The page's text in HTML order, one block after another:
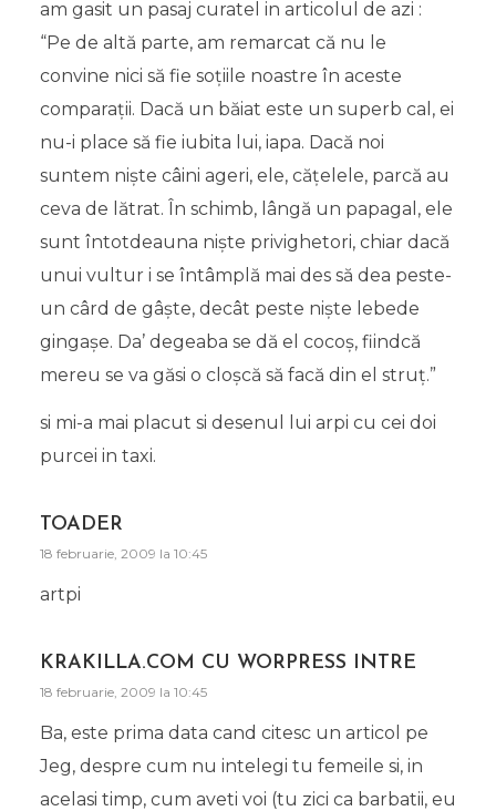
am gasit un pasaj curatel in articolul de azi :
“Pe de altă parte, am remarcat că nu le
convine nici să fie soţiile noastre în aceste
comparaţii. Dacă un băiat este un superb cal, ei
nu-i place să fie iubita lui, iapa. Dacă noi
suntem nişte câini ageri, ele, căţelele, parcă au
ceva de lătrat. În schimb, lângă un papagal, ele
sunt întotdeauna nişte privighetori, chiar dacă
unui vultur i se întâmplă mai des să dea peste-
un cârd de gâşte, decât peste nişte lebede
gingaşe. Da’ degeaba se dă el cocoş, fiindcă
mereu se va găsi o cloşcă să facă din el struţ.”
si mi-a mai placut si desenul lui arpi cu cei doi
purcei in taxi.
TOADER
18 februarie, 2009 la 10:45
artpi
KRAKILLA.COM CU WORPRESS INTRE
18 februarie, 2009 la 10:45
Ba, este prima data cand citesc un articol pe
Jeg, despre cum nu intelegi tu femeile si, in
acelasi timp, cum aveti voi (tu zici ca barbatii, eu